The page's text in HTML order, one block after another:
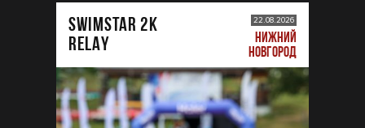
SWIMSTAR 2K
RELAY
22.08.2026
НИЖНИЙ
НОВГОРОД